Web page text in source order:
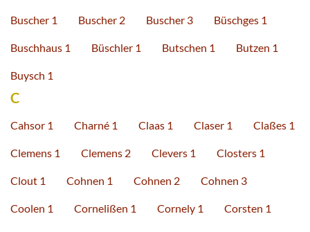
Buscher 1 Buscher 2 Buscher 3 Büschges 1
Buschhaus 1 Büschler 1 Butschen 1 Butzen 1
Buysch 1
C
Cahsor 1 Charné 1 Claas 1 Claser 1 Claßes 1
Clemens 1 Clemens 2 Clevers 1 Closters 1
Clout 1 Cohnen 1 Cohnen 2 Cohnen 3
Coolen 1 Cornelißen 1 Cornely 1 Corsten 1